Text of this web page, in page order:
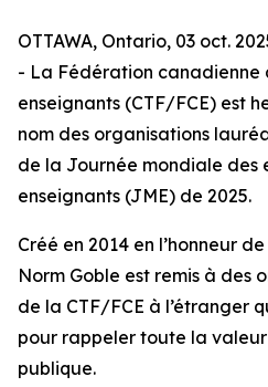
OTTAWA, Ontario, 03 oct.
- La Fédération canadienne
enseignants (CTF/FCE) est
nom des organisations
de la Journée mondiale des
enseignants (JME) de 2025.
Créé en 2014 en l’honneur
Norm Goble est remis à des
de la CTF/FCE à l’étranger
pour rappeler toute la
publique.